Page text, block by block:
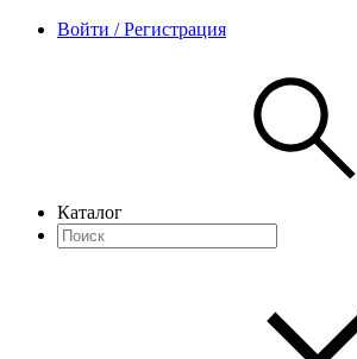
Войти / Регистрация
Каталог